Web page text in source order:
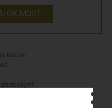
MOST
közben
használathoz